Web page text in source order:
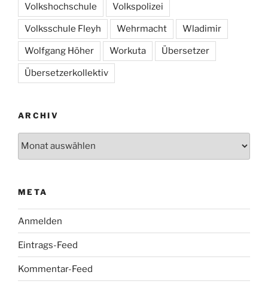
Volkshochschule Volkspolizei
Volksschule Fleyh Wehrmacht Wladimir
Wolfgang Höher Workuta Übersetzer
Übersetzerkollektiv
ARCHIV
META
Anmelden
Eintrags-Feed
Kommentar-Feed